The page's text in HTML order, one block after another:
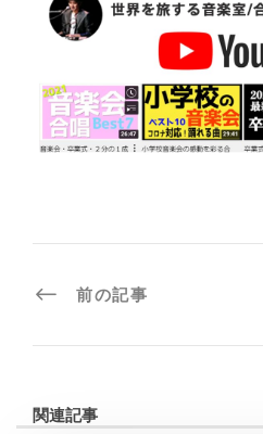
前の記事
関連記事